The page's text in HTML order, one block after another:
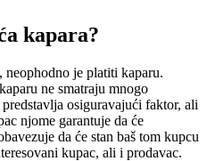
kapara?
je platiti kaparu.
ne smatraju mnogo
osiguravajući faktor, ali
njome garantuje da će
da će stan baš tom kupcu
kupac, ali i prodavac.